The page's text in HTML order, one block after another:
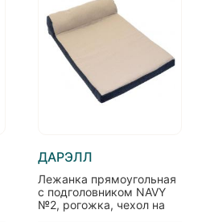
ДАРЭЛЛ
Лежанка прямоугольная
с подголовником NAVY
№2, рогожка, чехол на